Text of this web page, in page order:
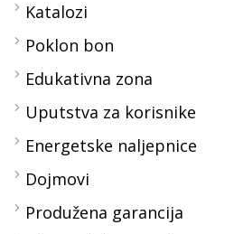
Katalozi
Poklon bon
Edukativna zona
Uputstva za korisnike
Energetske naljepnice
Dojmovi
Produžena garancija